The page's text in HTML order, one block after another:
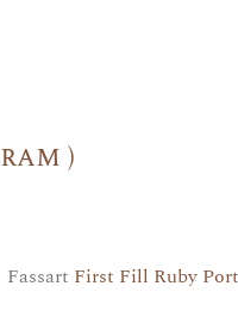
)
Fassart First Fill Ruby